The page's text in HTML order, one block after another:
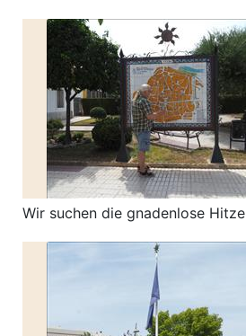
Wir suchen die gnadenlose Hitze